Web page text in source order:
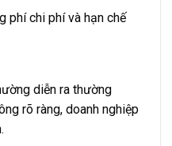
phí chi phí và hạn chế
diễn ra thường
rõ ràng, doanh nghiệp